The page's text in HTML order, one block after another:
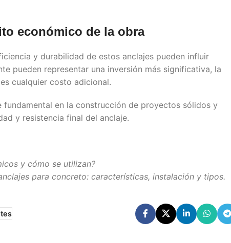
económico de la obra
y durabilidad de estos anclajes pueden influir
pueden representar una inversión más significativa, la
cualquier costo adicional.
en la construcción de proyectos sólidos y
y resistencia final del anclaje.
y cómo se utilizan?
para concreto: características, instalación y tipos.